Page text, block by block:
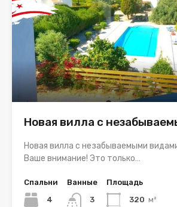
Новая вилла с
Новая вилла с незабываемыми
Ваше внимание! Это только…
Спальни
4
Ванные
3
Площадь
320 м²